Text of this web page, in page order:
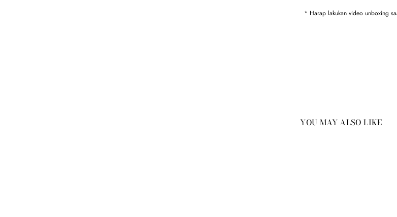
* Harap lakukan video unboxing
YOU MAY ALSO LIKE